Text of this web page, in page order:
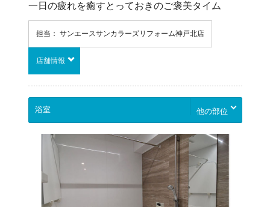
一日の疲れを癒すとっておきのご褒美タイム
担当： サンエースサンカラーズリフォーム神戸北店
店舗情報
他の部位